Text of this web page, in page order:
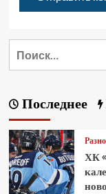
Последнее
ХК